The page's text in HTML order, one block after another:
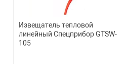
Средства
Табло
Извещатель тепловой
линейный Спецприбор GTSW-
105